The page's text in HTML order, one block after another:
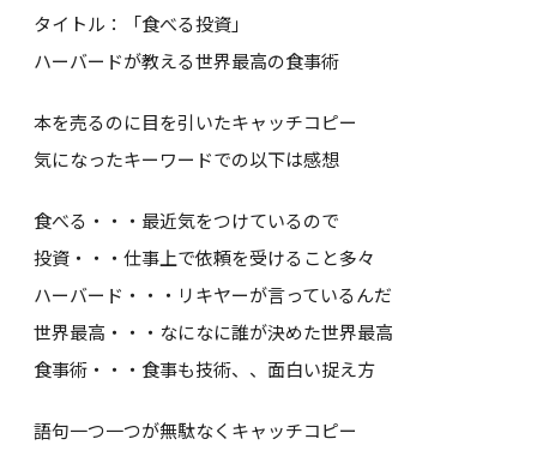
タイトル：「食べる投資」
ハーバードが教える世界最高の食事術
本を売るのに目を引いたキャッチコピー
気になったキーワードでの以下は感想
食べる・・・最近気をつけているので
投資・・・仕事上で依頼を受けること多々
ハーバード・・・リキヤーが言っているんだ
世界最高・・・なになに誰が決めた世界最高
食事術・・・食事も技術、、面白い捉え方
語句一つ一つが無駄なくキャッチコピー